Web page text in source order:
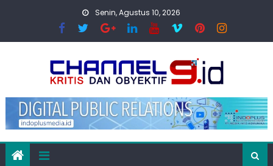
Senin, Agustus 10, 2026